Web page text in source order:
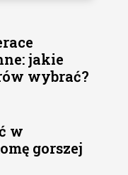
jakie
wybrać?
w
gorszej